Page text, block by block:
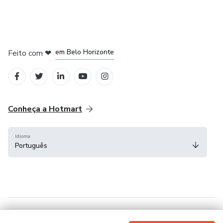
Feito com ❤ em Belo Horizonte
Conheça a Hotmart
Idioma
Português